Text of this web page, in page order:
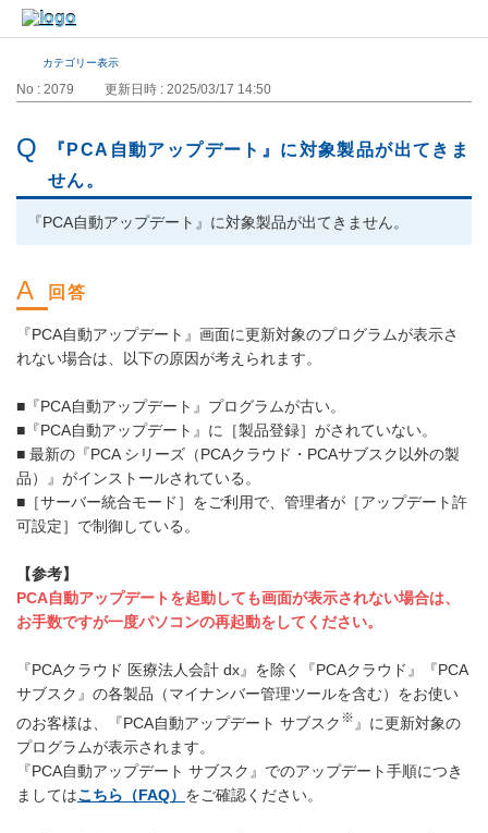
カテゴリー表示
No : 2079 更新日時 : 2025/03/17 14:50
『PCA自動アップデート』に対象製品が出てきま
せん。
『PCA自動アップデート』に対象製品が出てきません。
『PCA自動アップデート』画面に更新対象のプログラムが表示さ
れない場合は、以下の原因が考えられます。
■『PCA自動アップデート』プログラムが古い。
■『PCA自動アップデート』に［製品登録］がされていない。
■ 最新の『PCA シリーズ（PCAクラウド・PCAサブスク以外の製
品）』がインストールされている。
■［サーバー統合モード］をご利用で、管理者が［アップデート許
可設定］で制御している。
【参考】
PCA自動アップデートを起動しても画面が表示されない場合は、
お手数ですが一度パソコンの再起動をしてください。
『PCAクラウド 医療法人会計 dx』を除く『PCAクラウド』『PCA
サブスク』の各製品（マイナンバー管理ツールを含む）をお使い
のお客様は、『PCA自動アップデート サブスク ※ 』に更新対象の
プログラムが表示されます。
『PCA自動アップデート サブスク』でのアップデート手順につき
ましてはこちら（FAQ） をご確認ください。